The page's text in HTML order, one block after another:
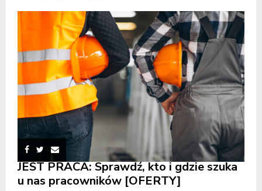
JEST PRACA: Sprawdź, kto i gdzie szuka
u nas pracowników [OFERTY]